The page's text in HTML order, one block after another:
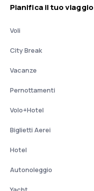
Pianifica il tuo viaggio
Voli
City Break
Vacanze
Pernottamenti
Volo+Hotel
Biglietti Aerei
Hotel
Autonoleggio